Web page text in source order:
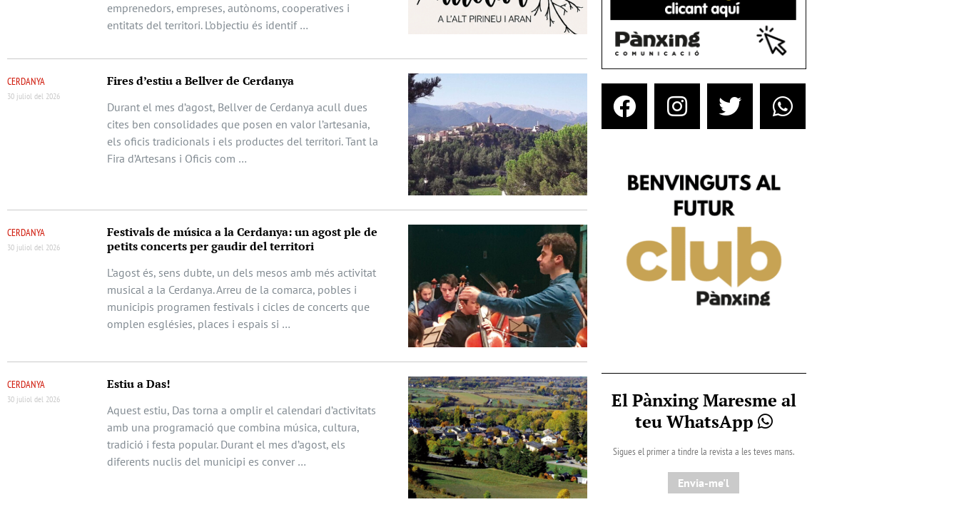
emprenedors, empreses, autònoms, cooperatives i
entitats del territori. L’objectiu és identif …
CERDANYA
30 juliol del 2026
Fires d’estiu a Bellver de Cerdanya
Durant el mes d’agost, Bellver de Cerdanya acull dues
cites ben consolidades que posen en valor l’artesania,
els oficis tradicionals i els productes del territori. Tant la
Fira d’Artesans i Oficis com …
CERDANYA
30 juliol del 2026
Festivals de música a la Cerdanya: un agost ple de
petits concerts per gaudir del territori
L’agost és, sens dubte, un dels mesos amb més activitat
musical a la Cerdanya. Arreu de la comarca, pobles i
municipis programen festivals i cicles de concerts que
omplen esglésies, places i espais si …
CERDANYA
30 juliol del 2026
Estiu a Das!
Aquest estiu, Das torna a omplir el calendari d’activitats
amb una programació que combina música, cultura,
tradició i festa popular. Durant el mes d’agost, els
diferents nuclis del municipi es conver …
El Pànxing Maresme al
teu WhatsApp
Sigues el primer a tindre la revista a les teves mans.
Envia-me'l